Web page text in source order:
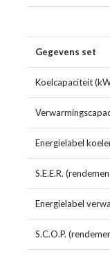
Gegevens set
Koelcapaciteit
Energielabel
S.E.E.R.
Energielabel
S.C.O.P.